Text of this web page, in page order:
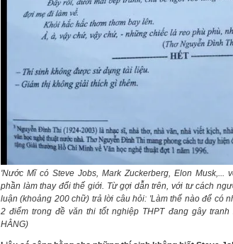
'Nước Mĩ có Steve Jobs, Mark Zuckerberg, Elon
phần làm thay đổi thế giới. Từ gợi dẫn trên, với tư cách
luận (khoảng 200 chữ) trả lời câu hỏi: 'Làm thế nào để có
2 điểm trong đề văn thi tốt nghiệp THPT đang gây
HẰNG)